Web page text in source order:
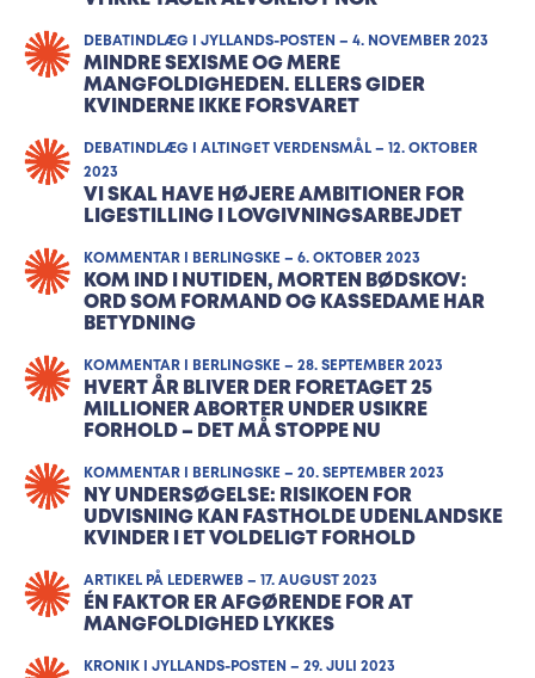
DEBATINDLÆG I JYLLANDS-POSTEN – 4. NOVEMBER 2023
MINDRE SEXISME OG MERE
MANGFOLDIGHEDEN. ELLERS GIDER
KVINDERNE IKKE FORSVARET
DEBATINDLÆG I ALTINGET VERDENSMÅL – 12. OKTOBER
2023
VI SKAL HAVE HØJERE AMBITIONER FOR
LIGESTILLING I LOVGIVNINGSARBEJDET
KOMMENTAR I BERLINGSKE – 6. OKTOBER 2023
KOM IND I NUTIDEN, MORTEN BØDSKOV:
ORD SOM FORMAND OG KASSEDAME HAR
BETYDNING
KOMMENTAR I BERLINGSKE – 28. SEPTEMBER 2023
HVERT ÅR BLIVER DER FORETAGET 25
MILLIONER ABORTER UNDER USIKRE
FORHOLD – DET MÅ STOPPE NU
KOMMENTAR I BERLINGSKE – 20. SEPTEMBER 2023
NY UNDERSØGELSE: RISIKOEN FOR
UDVISNING KAN FASTHOLDE UDENLANDSKE
KVINDER I ET VOLDELIGT FORHOLD
ARTIKEL PÅ LEDERWEB – 17. AUGUST 2023
ÉN FAKTOR ER AFGØRENDE FOR AT
MANGFOLDIGHED LYKKES
KRONIK I JYLLANDS-POSTEN – 29. JULI 2023